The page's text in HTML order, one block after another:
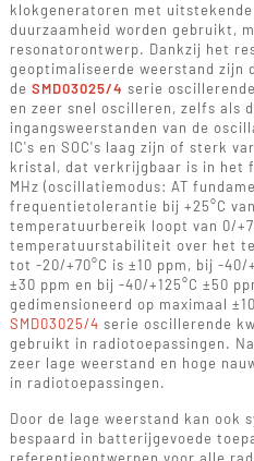
klokgeneratoren met
duurzaamheid worden gebruikt,
resonatorontwerp. Dankzij het
geoptimaliseerde weerstand zijn
de SMD03025/4 serie
en zeer snel oscilleren, zelfs als
ingangsweerstanden van de
IC's en SOC's laag zijn of sterk
kristal, dat verkrijgbaar is in het
MHz (oscillatiemodus: AT
frequentietolerantie bij +25°C
temperatuurbereik loopt van 0/
temperatuurstabiliteit over het
tot -20/+70°C is ±10 ppm, bij -40/
±30 ppm en bij -40/+125°C ±50
gedimensioneerd op maximaal
SMD03025/4 serie oscillerende
gebruikt in radiotoepassingen.
zeer lage weerstand en hoge
in radiotoepassingen.
Door de lage weerstand kan ook
bespaard in batterijgevoede